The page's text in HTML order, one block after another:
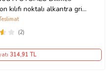
kılıfı noktalı alkantra gri
38×10.5CM )
(2)
314,91 TL